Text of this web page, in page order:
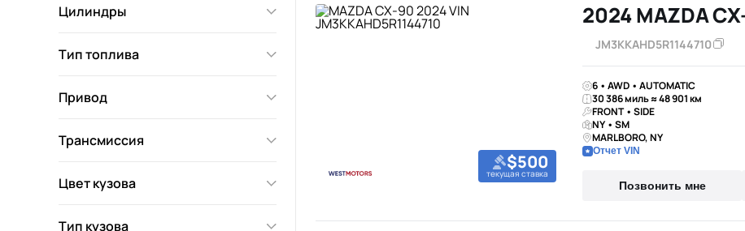
Цилиндры
Тип топлива
Привод
Трансмиссия
Цвет кузова
Тип кузова
$500
текущая ставка
2024 MAZDA
JM3KKAHD5R1144710
6 • AWD • AUTOMATIC
30 386 миль ≈ 48 901 км
FRONT • SIDE
NY • SM
MARLBORO, NY
Отчет VIN
Позвонить мне